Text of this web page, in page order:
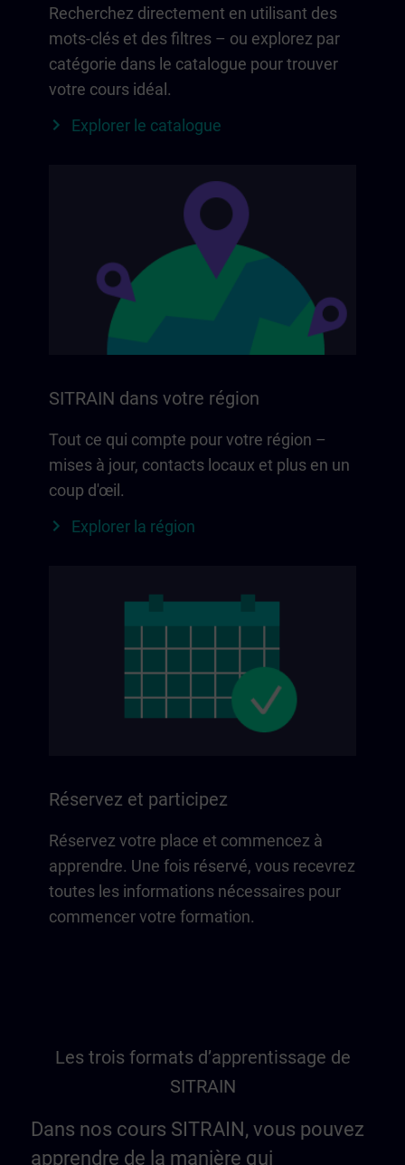
Recherchez directement en utilisant des
mots-clés et des filtres – ou explorez par
catégorie dans le catalogue pour trouver
votre cours idéal.
Explorer le catalogue
SITRAIN dans votre région
Tout ce qui compte pour votre région –
mises à jour, contacts locaux et plus en un
coup d'œil.
Explorer la région
Réservez et participez
Réservez votre place et commencez à
apprendre. Une fois réservé, vous recevrez
toutes les informations nécessaires pour
commencer votre formation.
Les trois formats d’apprentissage de
SITRAIN
Dans nos cours SITRAIN, vous pouvez
apprendre de la manière qui